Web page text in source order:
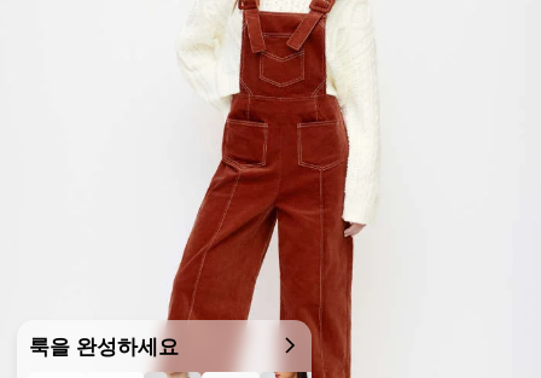
룩을 완성하세요